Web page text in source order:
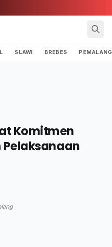
SLAWI BREBES PEMALANG
Komitmen